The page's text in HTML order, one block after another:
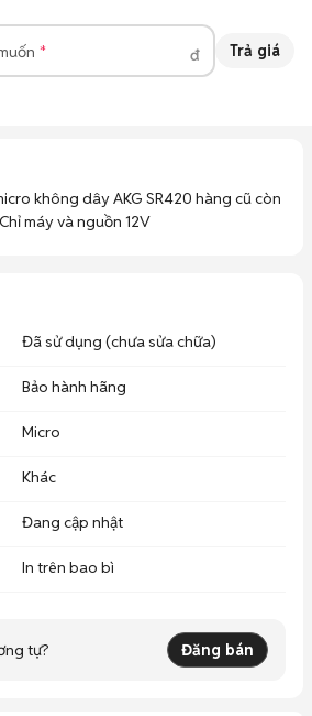
đ Trả giá
không dây AKG SR420 hàng cũ còn
máy và nguồn 12V
Đã sử dụng (chưa sửa chữa)
Bảo hành hãng
Micro
Khác
Đang cập nhật
In trên bao bì
tự? Đăng bán